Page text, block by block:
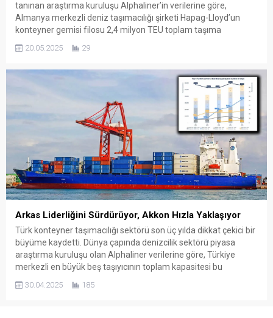
tanınan araştırma kuruluşu Alphaliner’in verilerine göre,
Almanya merkezli deniz taşımacılığı şirketi Hapag-Lloyd’un
konteyner gemisi filosu 2,4 milyon TEU toplam taşıma
hattı operatörü konumundaki şirketin filosundaki gemi sayısı
20.05.2025 29
Arkas Liderliğini Sürdürüyor, Akkon Hızla Yaklaşıyor
Türk konteyner taşımacılığı sektörü son üç yılda dikkat çekici bir
büyüme kaydetti. Dünya çapında denizcilik sektörü piyasa
araştırma kuruluşu olan Alphaliner verilerine göre, Türkiye
merkezli en büyük beş taşıyıcının toplam kapasitesi bu
hat operatörlerinin Rusya’nın Karadeniz limanlarından
30.04.2025 185